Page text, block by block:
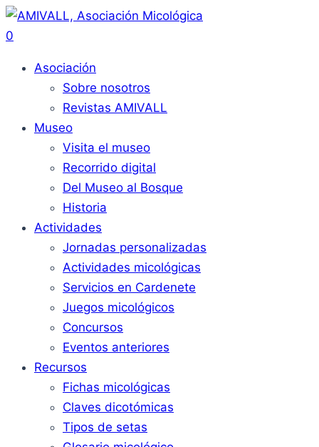
0
Asociación
Sobre nosotros
Revistas AMIVALL
Museo
Visita el museo
Recorrido digital
Del Museo al Bosque
Historia
Actividades
Jornadas personalizadas
Actividades micológicas
Servicios en Cardenete
Juegos micológicos
Concursos
Eventos anteriores
Recursos
Fichas micológicas
Claves dicotómicas
Tipos de setas